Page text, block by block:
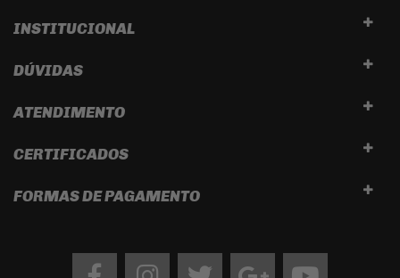
INSTITUCIONAL
DÚVIDAS
ATENDIMENTO
CERTIFICADOS
FORMAS DE PAGAMENTO
FacebookInstagram twitter googleYoutube